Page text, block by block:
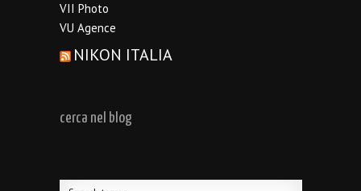
VII Photo
VU Agence
NIKON ITALIA
cerca nel blog